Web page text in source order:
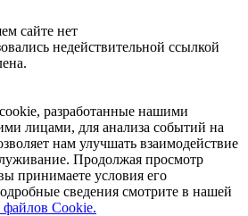
сайте нет
недействительной ссылкой
разработанные нашими
лицами, для анализа событий на
нам улучшать взаимодействие
Продолжая просмотр
принимаете условия его
сведения смотрите в нашей
Cookie.